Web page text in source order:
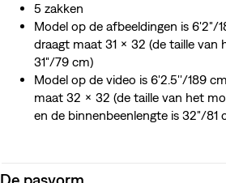
5 zakken
Model op de afbeeldingen is 6'2"/
draagt maat 31 x 32 (de taille van
31"/79 cm)
Model op de video is 6'2.5''/189
maat 32 x 32 (de taille van het
en de binnenbeenlengte is 32"/81